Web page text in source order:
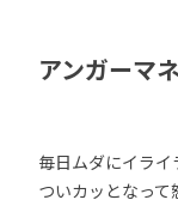
アンガーマ
毎日ムダにイライ
ついカッとなって